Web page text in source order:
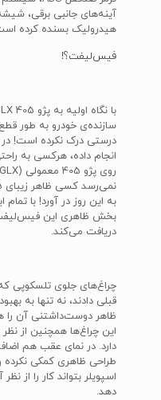
آینه‌های جانبی برقی،
هیدرولیک بسنده کرده
فیس‌لیفت؟!
سازنده‌ی خودرو به طور
درستی درک نکرده است!
انجام داده، هرکسی به
به این روز در آورد! با
بخش ظاهری این فیس‌لیفت
دریافت می‌کند.
چراغ‌های جلوی تلسکوپی
قبلی دادند، نه تنها به
ظاهر دوست‌داشتنی آن را
این چراغ‌ها همچنین از
دارد. در نمای عقب هم
طراحی ظاهری کمکی
اسپویلر بتواند کار را از
دهد.